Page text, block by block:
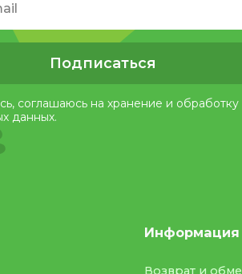
Подписаться
соглашаюсь на хранение и обработку
данных.
Информация
Возврат и